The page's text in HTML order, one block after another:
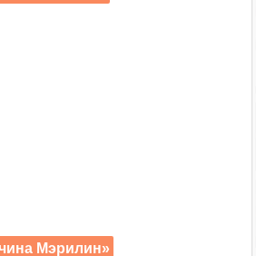
Мэрилин»